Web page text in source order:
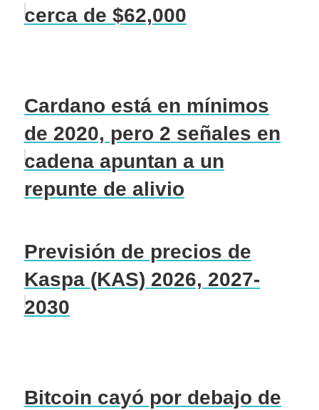
cerca de $62,000
Cardano está en mínimos
de 2020, pero 2 señales en
cadena apuntan a un
repunte de alivio
Previsión de precios de
Kaspa (KAS) 2026, 2027-
2030
Bitcoin cayó por debajo de